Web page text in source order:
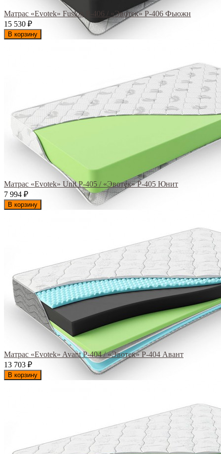
Матрас «Evotek» Fusion Р-406 / «Эвотек» Р-406 Фьюжн
15 530 ₽
В корзину
Матрас «Evotek» Unit Р-405 / «Эвотек» Р-405 Юнит
7 994 ₽
В корзину
Матрас «Evotek» Avant Р-404 / «Эвотек» Р-404 Авант
13 703 ₽
В корзину